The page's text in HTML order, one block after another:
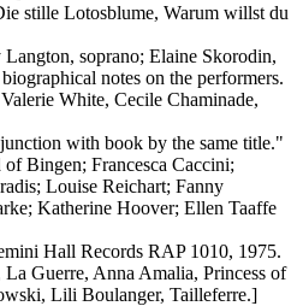
stille Lotosblume, Warum willst du
soprano; Elaine Skorodin,
notes on the performers.
White, Cecile Chaminade,
with book by the same title."
Bingen; Francesca Caccini;
Louise Reichart; Fanny
Katherine Hoover; Ellen Taaffe
Hall Records RAP 1010, 1975.
Guerre, Anna Amalia, Princess of
Lili Boulanger, Tailleferre.]